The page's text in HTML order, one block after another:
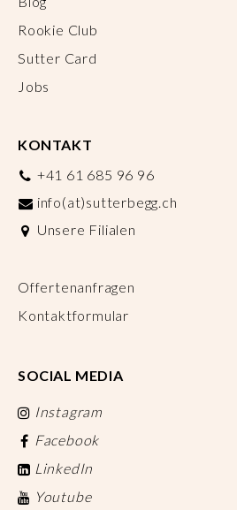
Rookie Club
Sutter Card
Jobs
KONTAKT
+41 61 685 96 96
info(at)sutterbegg.ch
Unsere Filialen
Offertenanfragen
Kontaktformular
SOCIAL MEDIA
Instagram
Facebook
LinkedIn
Youtube